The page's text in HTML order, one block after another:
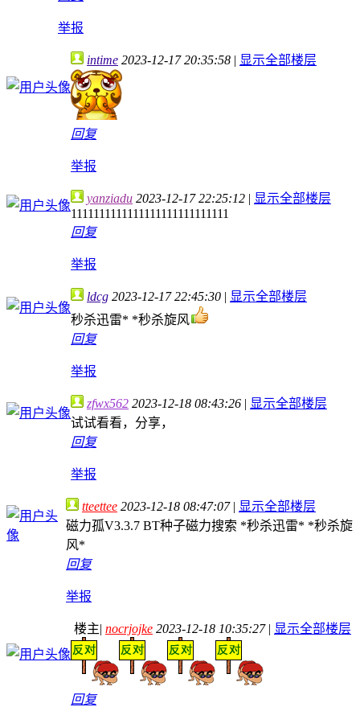
举报
intime 2023-12-17 20:35:58 | 显示全部楼层
回复
举报
yanziadu 2023-12-17 22:25:12 | 显示全部楼层
1111111111111111111111111111
回复
举报
ldcg 2023-12-17 22:45:30 | 显示全部楼层
秒杀迅雷* *秒杀旋风
回复
举报
zfwx562 2023-12-18 08:43:26 | 显示全部楼层
试试看看，分享，
回复
举报
tteettee 2023-12-18 08:47:07 | 显示全部楼层
磁力孤V3.3.7 BT种子磁力搜索 *秒杀迅雷* *秒杀旋
风*
回复
举报
楼主| nocrjojke 2023-12-18 10:35:27 | 显示全部楼层
回复